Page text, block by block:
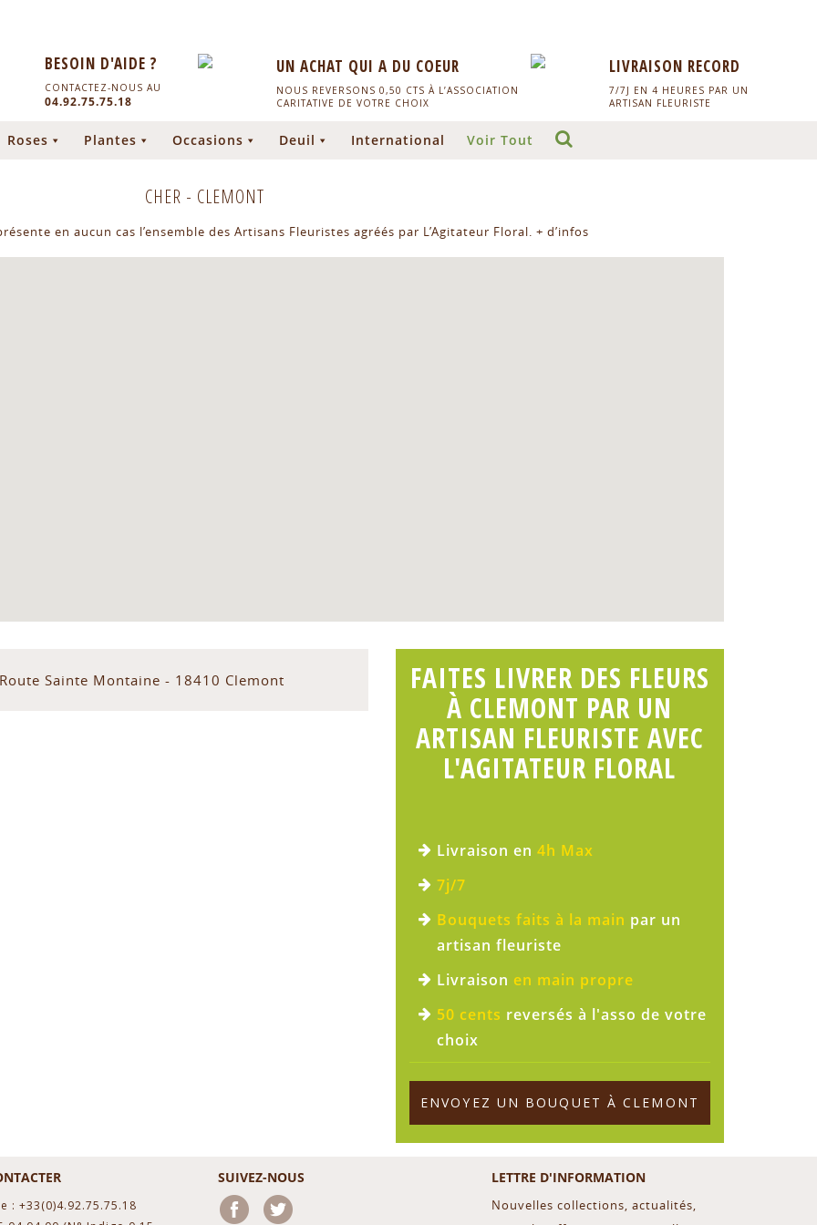
BESOIN D'AIDE ?
CONTACTEZ-NOUS AU
04.92.75.75.18
UN ACHAT QUI A DU COEUR
NOUS REVERSONS 0,50 CTS À L’ASSOCIATION
CARITATIVE DE VOTRE CHOIX
LIVRAISON RECORD
7/7J EN 4 HEURES PAR UN
ARTISAN FLEURISTE
Roses Plantes Occasions Deuil International Voir Tout
CHER - CLEMONT
en aucun cas l’ensemble des Artisans Fleuristes agréés par L’Agitateur Floral. + d’infos
Sainte Montaine - 18410 Clemont
FAITES LIVRER DES FLEURS
À CLEMONT PAR UN
ARTISAN FLEURISTE AVEC
L'AGITATEUR FLORAL
Livraison en 4h Max
7j/7
Bouquets faits à la main par un
artisan fleuriste
Livraison en main propre
50 cents reversés à l'asso de votre
choix
ENVOYEZ UN BOUQUET À CLEMONT
: +33(0)4.92.75.75.18
SUIVEZ-NOUS
Facebook
LETTRE D'INFORMATION
Nouvelles collections, actualités,